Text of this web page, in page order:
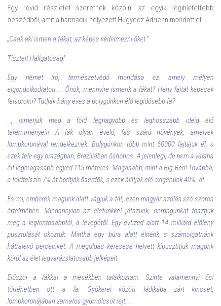
Egy rövid részletet szeretnék közölni az egyik legihletettebb
beszédből, amit a harmadik helyezett Hugyecz Adrienn mondott el.
„Csak aki ismeri a fákat, az képes védelmezni őket.”
Tisztelt Hallgatóság!
Egy német író, természetvédő mondása ez, amely mélyen
elgondolkodtatott. … Önök, mennyire ismerik a fákat? Hány fajtát képesek
felsorolni? Tudják hány éves a bolygónkon élő legidősebb fa?
…, ismerjük meg a föld legnagyobb és leghosszabb ideig élő
teremtményeit! A fák olyan évelő, fás szárú növények, amelyek
lombkoronával rendelkeznek. Bolygónkon több mint 60000 fajtájuk él, s
ezek fele egy országban, Brazíliában őshonos. A jelenlegi, de nem a valaha
élt legmagasabb egyed 115 méteres. Magasabb, mint a Big Ben! Továbbá,
a földfelszín 7%-át borítják őserdők, s ezek állítják elő oxigénünk 40%- át.
És mi, emberek magunk alatt vágjuk a fát, ezen magyar szólás szó szoros
értelmében. Mindannyian az életünkkel játszunk, önmagunkat fosztjuk
meg a legfontosabbtól, a levegőtől. Egy évtized alatt 14 milliárd élőlény
pusztulását okoztuk. Mintha egy búra alatt élnénk s számolgatnánk
hátralévő perceinket. A megoldás keresése helyett kipusztítjuk magunk
körül az élet legvarázslatosabb jelképeit.
Először a fákkal a mesékben találkoztam. Szinte valamennyi ősi
történetben ott a fa: Gyökerei között ládikába zárt kincset,
lombkoronájában zamatos gyümölcsöt rejt. …